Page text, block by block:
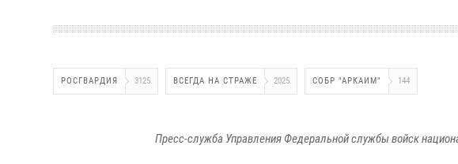
РОСГВАРДИЯ 3125 ВСЕГДА НА СТРАЖЕ 2025 СОБР "АРКАИМ" 144
Пресс-служба Управления Федеральной службы войск